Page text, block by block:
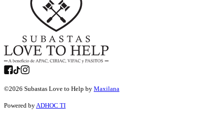
©2026 Subastas Love to Help by Maxilana
Powered byADHOC TI